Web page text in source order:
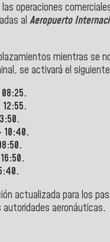
operaciones
al Aeropuerto
mientras se
se activará el
10:40.
actualizada para los
aeronáuticas.